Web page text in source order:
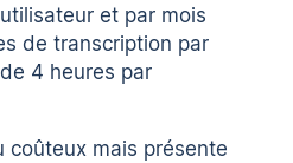
et par mois
de transcription par
4 heures par
coûteux mais présente